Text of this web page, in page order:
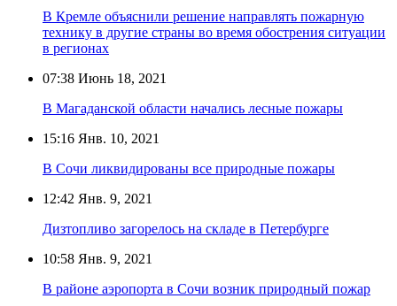
В Кремле объяснили решение направлять пожарную
технику в другие страны во время обострения ситуации
в регионах
07:38 Июнь 18, 2021
В Магаданской области начались лесные пожары
15:16 Янв. 10, 2021
В Сочи ликвидированы все природные пожары
12:42 Янв. 9, 2021
Дизтопливо загорелось на складе в Петербурге
10:58 Янв. 9, 2021
В районе аэропорта в Сочи возник природный пожар